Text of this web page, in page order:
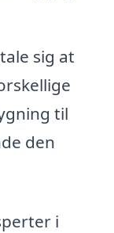
sig at
til
den
i